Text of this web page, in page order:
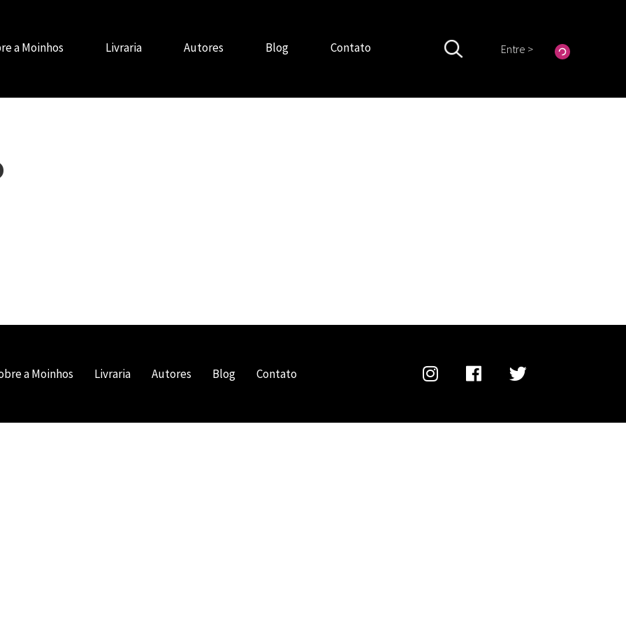
a Moinhos Livraria Autores Blog Contato Entre >
a Moinhos Livraria Autores Blog Contato